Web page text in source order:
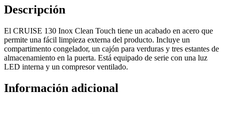
Descripción
El CRUISE 130 Inox Clean Touch tiene un acabado en acero que
permite una fácil limpieza externa del producto. Incluye un
compartimento congelador, un cajón para verduras y tres estantes de
almacenamiento en la puerta. Está equipado de serie con una luz
LED interna y un compresor ventilado.
Información adicional